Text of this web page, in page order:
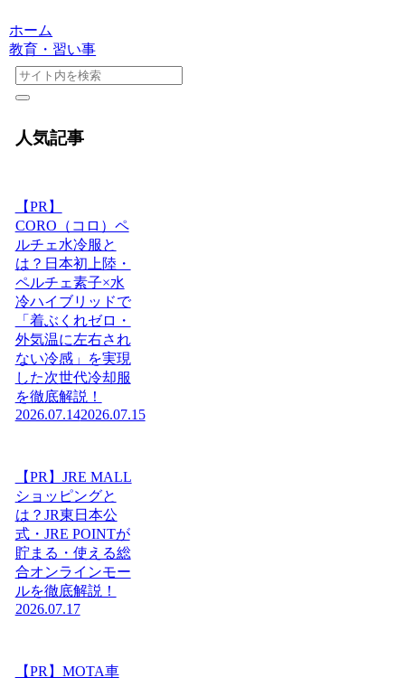
ホーム
教育・習い事
人気記事
【PR】
CORO（コロ）ペ
ルチェ水冷服と
は？日本初上陸・
ペルチェ素子×水
冷ハイブリッドで
「着ぶくれゼロ・
外気温に左右され
ない冷感」を実現
した次世代冷却服
を徹底解説！
2026.07.142026.07.15
【PR】JRE MALL
ショッピングと
は？JR東日本公
式・JRE POINTが
貯まる・使える総
合オンラインモー
ルを徹底解説！
2026.07.17
【PR】MOTA車